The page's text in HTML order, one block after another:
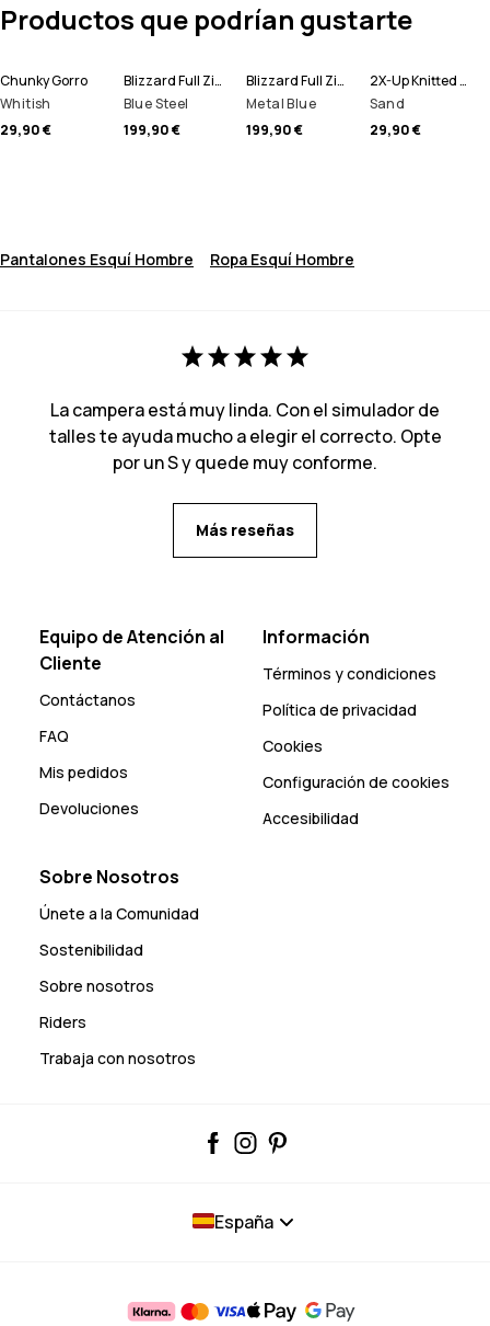
Productos que podrían gustarte
Chunky Gorro
Whitish
29,90 €
Blizzard Full Zip Chaqueta Snowboard Hombre
Blue Steel
199,90 €
Blizzard Full Zip Chaqueta Esquí Hombre
Metal Blue
199,90 €
2X-Up Knitted Pasamontañas
Sand
29,90 €
Pantalones Esquí Hombre Ropa Esquí Hombre
La campera está muy linda. Con el simulador de
talles te ayuda mucho a elegir el correcto. Opte
por un S y quede muy conforme.
Más reseñas
Equipo de Atención al
Cliente
Contáctanos
FAQ
Mis pedidos
Devoluciones
Información
Términos y condiciones
Política de privacidad
Cookies
Configuración de cookies
Accesibilidad
Sobre Nosotros
Únete a la Comunidad
Sostenibilidad
Sobre nosotros
Riders
Trabaja con nosotros
España